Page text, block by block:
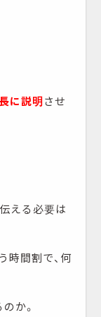
に説明させ
える必要は
時間割で、何
か。